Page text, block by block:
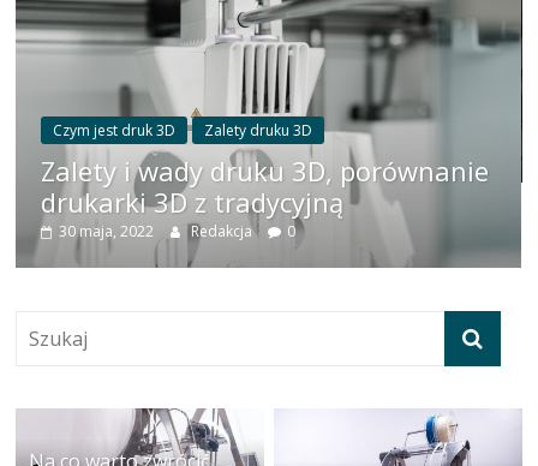
Czym jest druk 3D Zalety druku 3D
Zalety i wady druku 3D, porównanie
drukarki 3D z tradycyjną
30 maja, 2022 Redakcja 0